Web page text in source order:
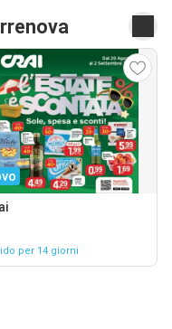
per 14 giorni